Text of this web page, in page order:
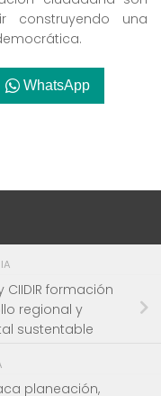
construyendo una
WhatsApp
formación
regional y
sustentable
planeación,